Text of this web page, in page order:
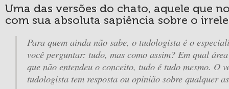
Uma das versões do chato, aquele que
com sua absoluta sapiência sobre o
Para quem ainda não sabe, o tudologista é o
você perguntar: tudo, mas como assim? Em qual
que não entendeu o conceito, tudo é tudo mesmo. O
tudologista tem resposta ou opinião sobre qualquer